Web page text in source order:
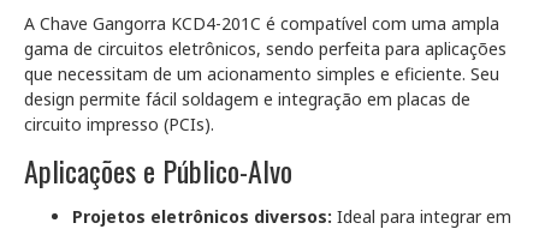
A Chave Gangorra KCD4-201C é compatível com uma ampla
gama de circuitos eletrônicos, sendo perfeita para aplicações
que necessitam de um acionamento simples e eficiente. Seu
design permite fácil soldagem e integração em placas de
circuito impresso (PCIs).
Aplicações e Público-Alvo
Projetos eletrônicos diversos: Ideal para integrar em